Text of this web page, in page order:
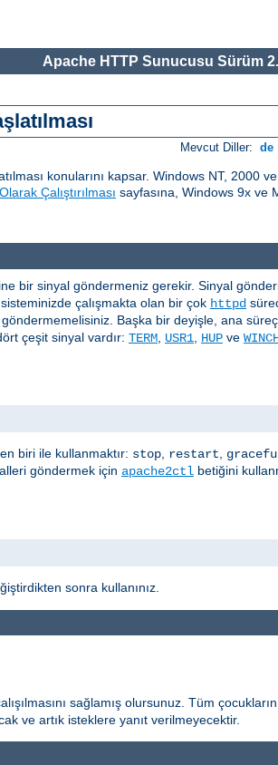
Apache HTTP Sunucusu Sürüm
Mevcut Diller: de
konularını kapsar. Windows NT, 2000 ve
Çalıştırılması sayfasına, Windows 9x ve
bir sinyal göndermeniz gerekir. Sinyal
çalışmakta olan bir çok httpd
Başka bir deyişle, ana
çeşit sinyal vardır: TERM USR1 HUP ve
biri ile kullanmaktır: stop restart
göndermek için apache2ctl betiğini
sonra kullanınız.
sağlamış olursunuz. Tüm
ve artık isteklere yanıt verilmeyecektir.